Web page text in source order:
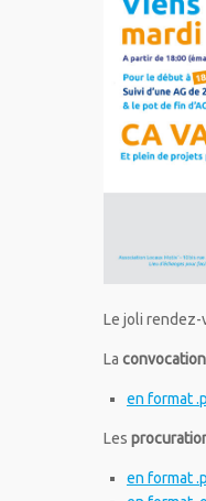
Le joli rendez-
La
en format
Les
en format